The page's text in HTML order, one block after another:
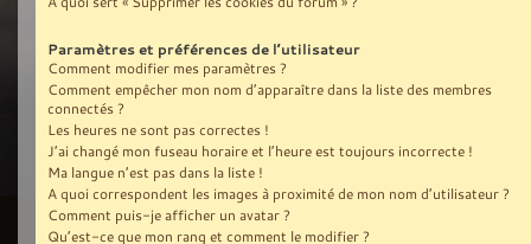
Paramètres et préférences de l’utilisateur
Comment modifier mes paramètres ?
Comment empêcher mon nom d’apparaître dans la liste des membres
connectés ?
Les heures ne sont pas correctes !
J’ai changé mon fuseau horaire et l’heure est toujours incorrecte !
Ma langue n’est pas dans la liste !
A quoi correspondent les images à proximité de mon nom d’utilisateur ?
Comment puis-je afficher un avatar ?
Qu’est-ce que mon rang et comment le modifier ?